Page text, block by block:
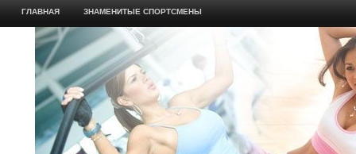
ГЛАВНАЯ ЗНАМЕНИТЫЕ СПОРТСМЕНЫ